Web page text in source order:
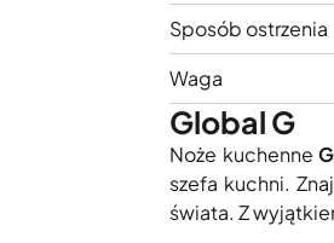
Sposób ostrzenia
Waga
Global G
Noże kuchenne
szefa kuchni.
świata. Z